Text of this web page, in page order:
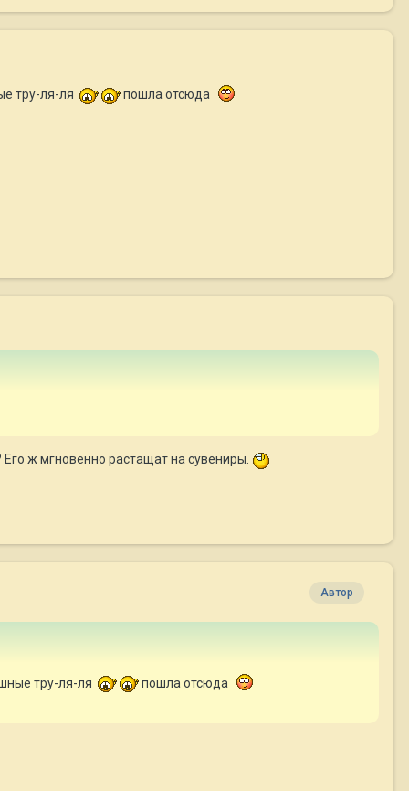
тру-ля-ля пошла отсюда
ж мгновенно растащат на сувениры.
Автор
тру-ля-ля пошла отсюда